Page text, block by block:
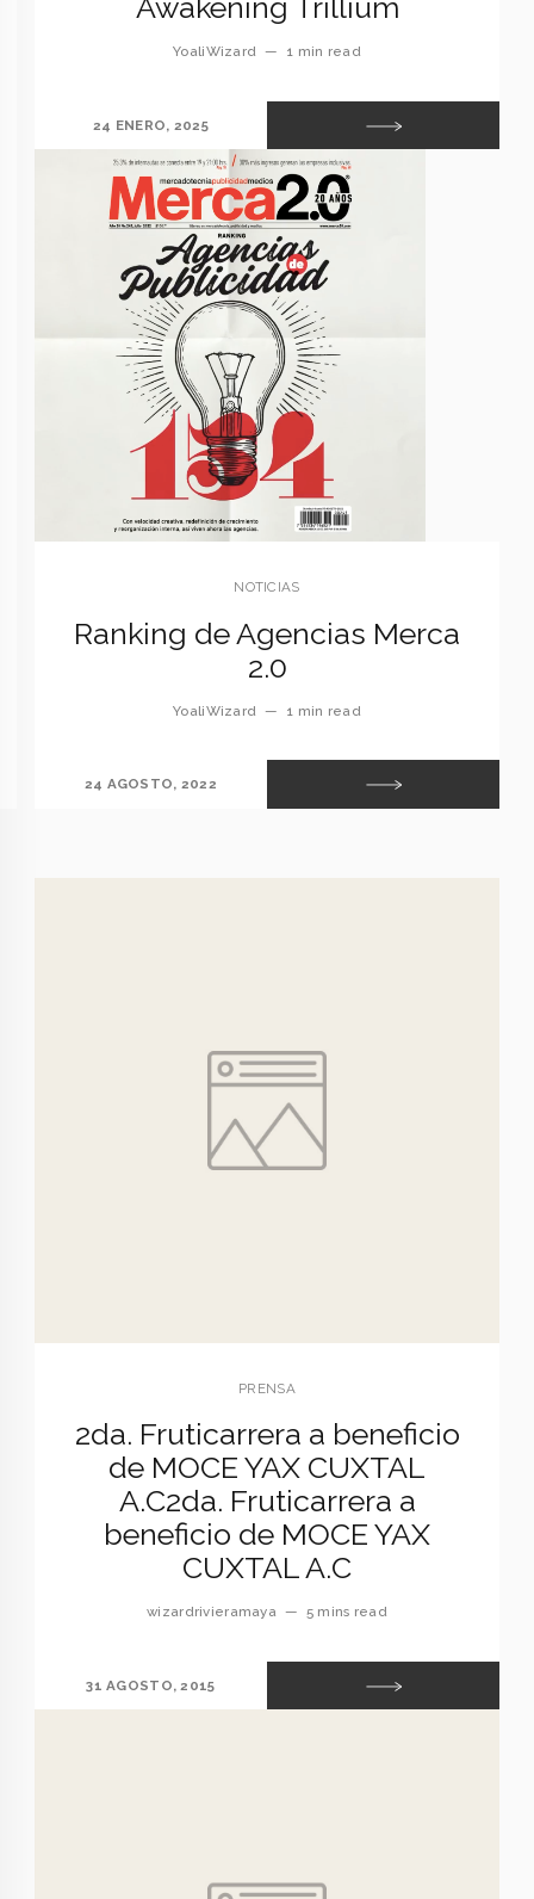
YoaliWizard — 1 min read
24 ENERO, 2025
NOTICIAS
Ranking de Agencias Merca
2.0
YoaliWizard — 1 min read
24 AGOSTO, 2022
PRENSA
2da. Fruticarrera a beneficio
de MOCE YAX CUXTAL
A.C2da. Fruticarrera a
beneficio de MOCE YAX
CUXTAL A.C
wizardrivieramaya — 5 mins read
31 AGOSTO, 2015